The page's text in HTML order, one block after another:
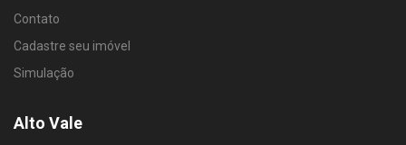
Contato
Cadastre seu imóvel
Simulação
Alto Vale